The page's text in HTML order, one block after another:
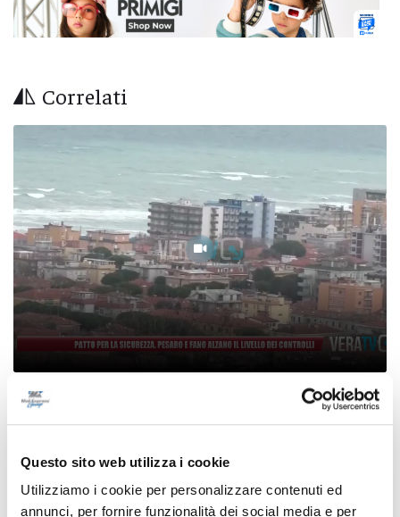
Questo sito web utilizza i cookie
Utilizziamo i cookie per personalizzare contenuti ed
annunci, per fornire funzionalità dei social media e per
Correlati
Patto per la sicurezza, Pesaro e Fano alzano il
livello dei controlli